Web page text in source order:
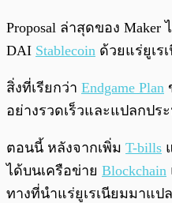
พร้อมเล่น
Proposal ล่าสุดของ
DAI Stablecoin ด้วยแร่ยูเร
สิ่งที่เรียกว่า Endgame Plan
อย่างรวดเร็วและแปลกปร
ตอนนี้ หลังจากเพิ่ม T-bills
ได้บนเครือข่าย Blockchain
ทางที่นำแร่ยูเรเนียมมาแป